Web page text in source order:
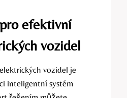
efektivní
vozidel
vozidel je
inteligentní systém